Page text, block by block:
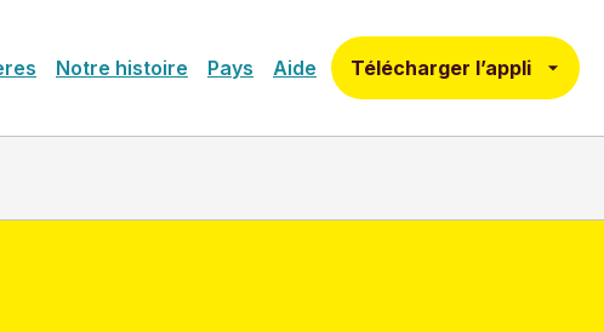
Notre histoire Pays Aide Télécharger l’appli